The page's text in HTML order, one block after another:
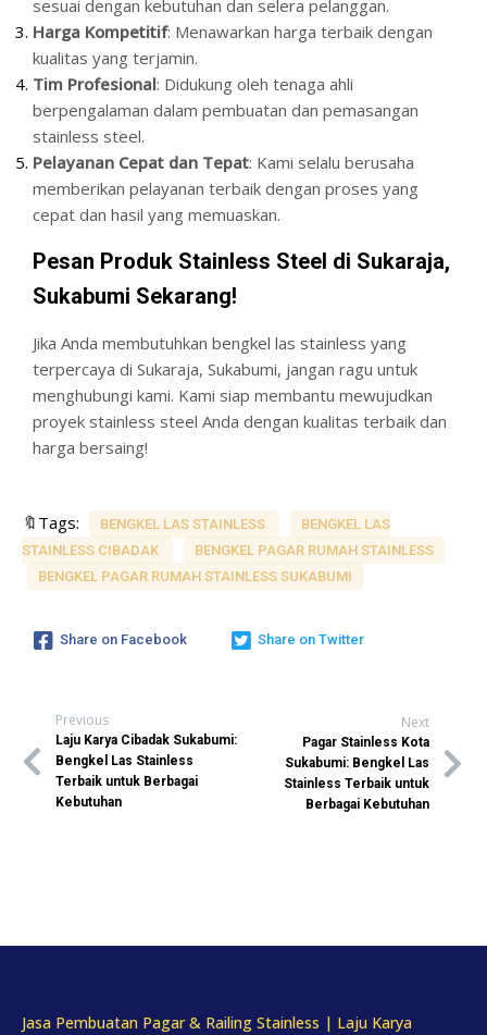
sesuai dengan kebutuhan dan selera pelanggan.
Harga Kompetitif: Menawarkan harga terbaik dengan
kualitas yang terjamin.
Tim Profesional: Didukung oleh tenaga ahli
berpengalaman dalam pembuatan dan pemasangan
stainless steel.
Pelayanan Cepat dan Tepat: Kami selalu berusaha
memberikan pelayanan terbaik dengan proses yang
cepat dan hasil yang memuaskan.
Pesan Produk Stainless Steel di Sukaraja,
Sukabumi Sekarang!
Jika Anda membutuhkan bengkel las stainless yang
terpercaya di Sukaraja, Sukabumi, jangan ragu untuk
menghubungi kami. Kami siap membantu mewujudkan
proyek stainless steel Anda dengan kualitas terbaik dan
harga bersaing!
🔖Tags: BENGKEL LAS STAINLESS
BENGKEL LAS
STAINLESS CIBADAK
BENGKEL PAGAR RUMAH STAINLESS
BENGKEL PAGAR RUMAH STAINLESS SUKABUMI
Share on Facebook Share on Twitter
Previous
Laju Karya Cibadak Sukabumi:
Bengkel Las Stainless
Terbaik untuk Berbagai
Kebutuhan
Next
Pagar Stainless Kota
Sukabumi: Bengkel Las
Stainless Terbaik untuk
Berbagai Kebutuhan
Jasa Pembuatan Pagar & Railing Stainless | Laju Karya